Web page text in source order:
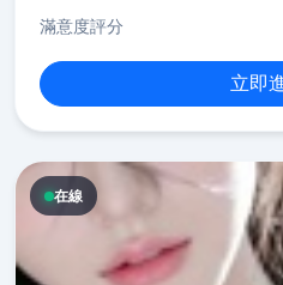
滿意度評分
立即
在線